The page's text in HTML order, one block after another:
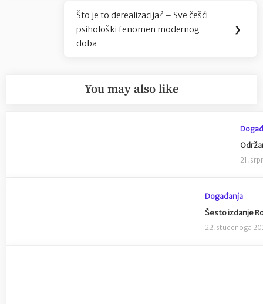
Next
Post:
Što je to derealizacija? – Sve češći
psihološki fenomen modernog
doba
❯
You may also like
21.
Događanja
Šesto izdanje
22. studenoga